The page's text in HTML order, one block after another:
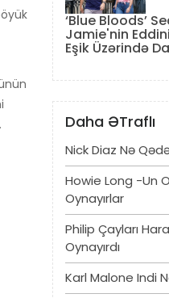
‘Blue Bloods’
Jamie'nin
Eşik Üzərində
Daha ƏTraflı
Nick Diaz Nə
Howie Long -un
Oynayırlar
Philip Çayları
Oynayırdı
Karl Malone Indi